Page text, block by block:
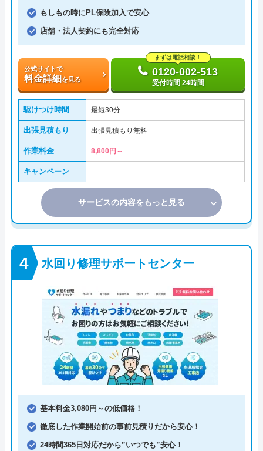
もしもの時にPL保険加入で安心
店舗・法人契約にも完全対応
公式サイトで
料金詳細を見る
まずは電話相談！
0120-002-513
受付時間 24時間
駆けつけ時間 最短30分
出張見積もり 出張見積もり無料
作業料金 8,800円～
キャンペーン ―
サービスの内容をもっと見る
水回り修理サポートセンター
基本料金3,080円～の低価格！
徹底した作業開始前の事前見積りだから安心！
24時間365日対応だから”いつでも”安心！